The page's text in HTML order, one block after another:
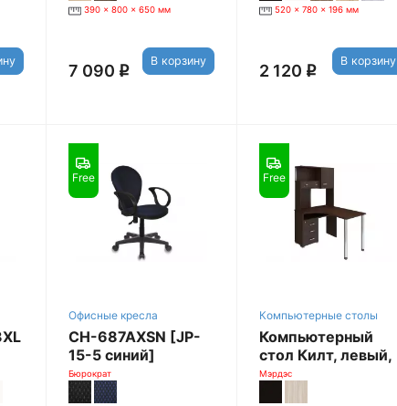
390 x 800 x 650 мм
7 090 q
В корзину
520 x 780 x 196 мм
2 120 q
В корзину
Free
Офисные кресла
CH-687AXSN [JP-
15-5 синий]
Бюрократ
Free
Компьютерные столы
Компьютерный
стол Килт, левый,
венге
Мэрдэс